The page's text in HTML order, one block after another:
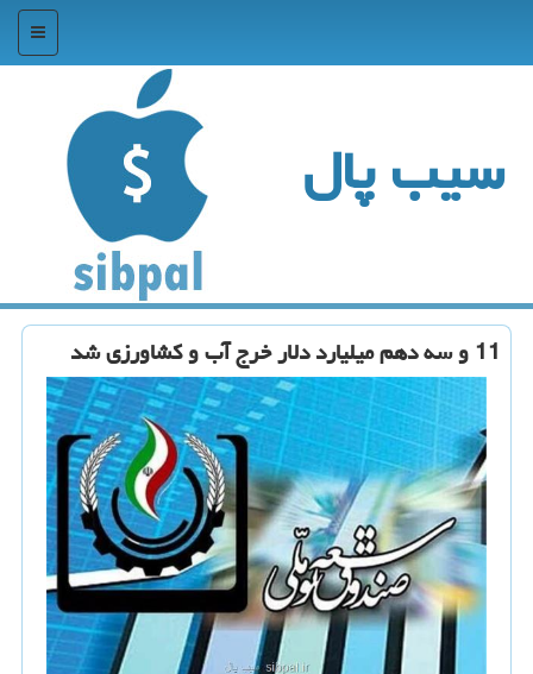
منو
سیب پال
11 و سه دهم میلیارد دلار خرج آب و كشاورزی شد